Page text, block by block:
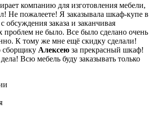
компанию для изготовления мебели,
Не пожалеете! Я заказывала шкаф-купе в
обсуждения заказа и заканчивая
не было. Все было сделано очень
К тому же мне ещё скидку сделали!
сборщику Алексею за прекрасный шкаф!
Всю мебель буду заказывать только